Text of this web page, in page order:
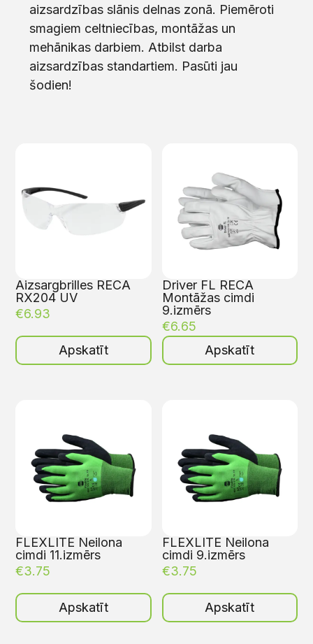
aizsardzības slānis delnas zonā. Piemēroti
smagiem celtniecības, montāžas un
mehānikas darbiem. Atbilst darba
aizsardzības standartiem. Pasūti jau
šodien!
Aizsargbrilles RECA
RX204 UV
€6.93
Apskatīt
Driver FL RECA
Montāžas cimdi
9.izmērs
€6.65
Apskatīt
FLEXLITE Neilona
cimdi 11.izmērs
€3.75
Apskatīt
FLEXLITE Neilona
cimdi 9.izmērs
€3.75
Apskatīt